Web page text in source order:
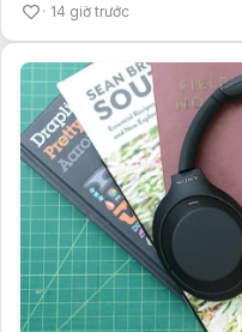
14 giờ trước